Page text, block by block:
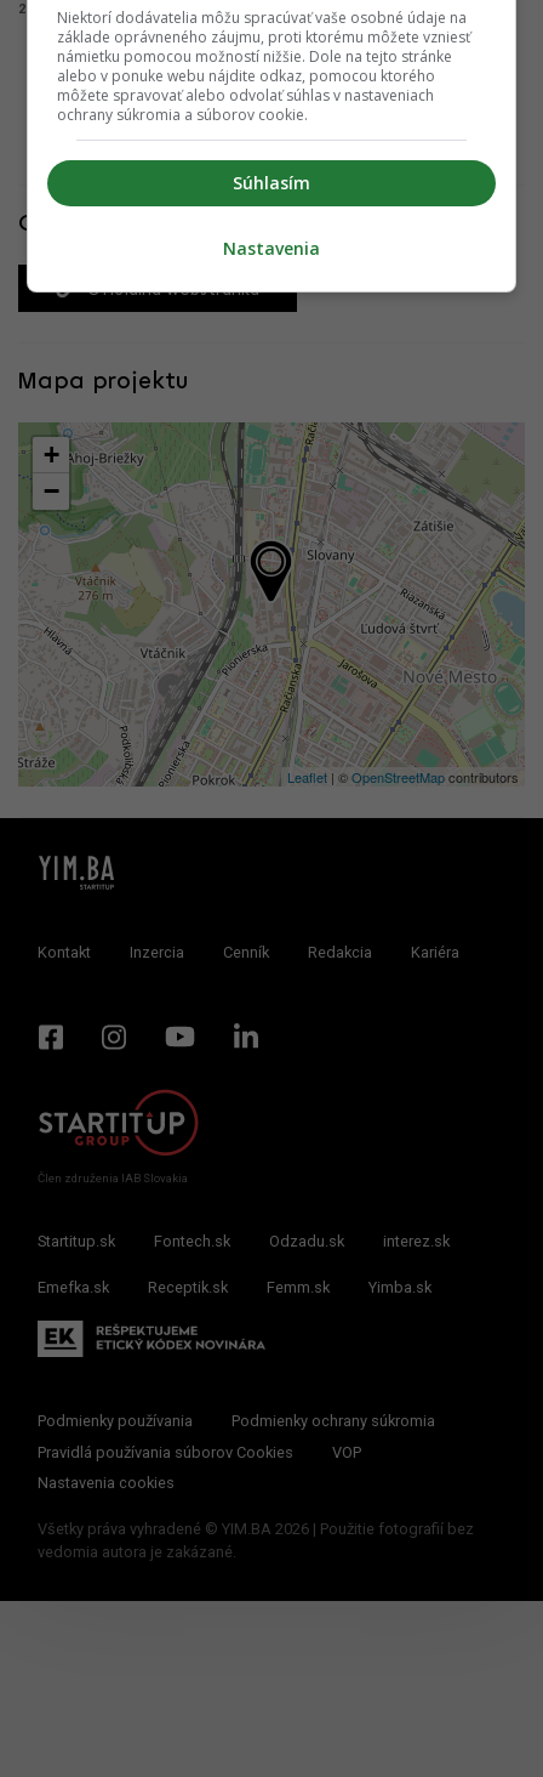
29.04.2026 11:58:02 ADRIAN GUBČO
Zobraz všetky články
Odkazy
Oficiálna webstránka
Mapa projektu
+
−
Leaflet | ©OpenStreetMapcontributors
Kontakt Inzercia Cenník Redakcia Kariéra
Člen združenia IAB Slovakia
Startitup.sk Fontech.sk Odzadu.sk interez.sk
Emefka.sk Receptik.sk Femm.sk Yimba.sk
Podmienky používania
Podmienky ochrany súkromia
Pravidlá používania súborov Cookies
VOP
Nastavenia cookies
Všetky práva vyhradené © YIM.BA 2026 | Použitie fotografií bez
vedomia autora je zakázané.
Niektorí dodávatelia môžu spracúvať vaše osobné údaje na
základe oprávneného záujmu, proti ktorému môžete vzniesť
námietku pomocou možností nižšie. Dole na tejto stránke
alebo v ponuke webu nájdite odkaz, pomocou ktorého
môžete spravovať alebo odvolať súhlas v nastaveniach
ochrany súkromia a súborov cookie.
Súhlasím
Nastavenia